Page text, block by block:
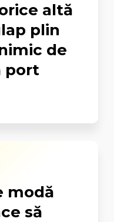
altă
plin
de
port
modă
să